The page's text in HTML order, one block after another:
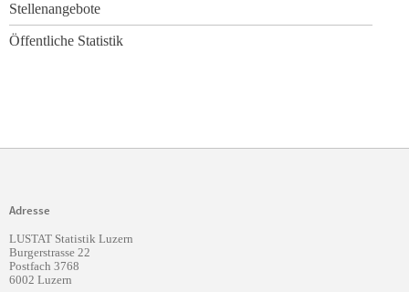
Stellenangebote
Öffentliche Statistik
Adresse
LUSTAT Statistik Luzern
Burgerstrasse 22
Postfach 3768
6002 Luzern